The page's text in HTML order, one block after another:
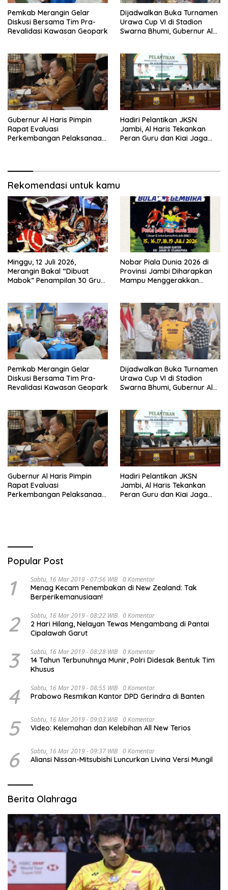
Pemkab Merangin Gelar
Diskusi Bersama Tim Pra-
Revalidasi Kawasan Geopark
Dijadwalkan Buka Turnamen
Urawa Cup VI di Stadion
Swarna Bhumi, Gubernur Al
Gubernur Al Haris Pimpin
Rapat Evaluasi
Perkembangan Pelaksanaan
Hadiri Pelantikan JKSN
Jambi, Al Haris Tekankan
Peran Guru dan Kiai Jaga
Rekomendasi untuk kamu
Minggu, 12 Juli 2026,
Merangin Bakal “Dibuat
Mabok” Penampilan 30 Grup
Nobar Piala Dunia 2026 di
Provinsi Jambi Diharapkan
Mampu Menggerakkan
Pemkab Merangin Gelar
Diskusi Bersama Tim Pra-
Revalidasi Kawasan Geopark
Dijadwalkan Buka Turnamen
Urawa Cup VI di Stadion
Swarna Bhumi, Gubernur Al
Gubernur Al Haris Pimpin
Rapat Evaluasi
Perkembangan Pelaksanaan
Hadiri Pelantikan JKSN
Jambi, Al Haris Tekankan
Peran Guru dan Kiai Jaga
Popular Post
1 Sabtu, 16 Mar 2019 - 07:56 WIB 0 Komentar
Menag Kecam Penembakan di New Zealand: Tak
Berperikemanusiaan!
2 Sabtu, 16 Mar 2019 - 08:22 WIB 0 Komentar
2 Hari Hilang, Nelayan Tewas Mengambang di Pantai
Cipalawah Garut
3 Sabtu, 16 Mar 2019 - 08:28 WIB 0 Komentar
14 Tahun Terbunuhnya Munir, Polri Didesak Bentuk Tim
Khusus
4 Sabtu, 16 Mar 2019 - 08:55 WIB 0 Komentar
Prabowo Resmikan Kantor DPD Gerindra di Banten
5 Sabtu, 16 Mar 2019 - 09:03 WIB 0 Komentar
Video: Kelemahan dan Kelebihan All New Terios
6 Sabtu, 16 Mar 2019 - 09:37 WIB 0 Komentar
Aliansi Nissan-Mitsubishi Luncurkan Livina Versi Mungil
Berita Olahraga